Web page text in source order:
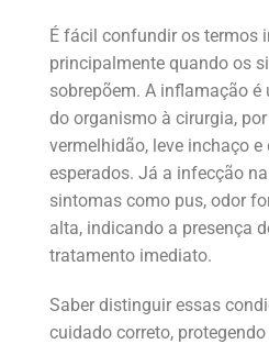
É fácil confundir os termos
principalmente quando os
sobrepõem. A inflamação
do organismo à cirurgia,
vermelhidão, leve inchaço
esperados. Já a infecção
sintomas como pus, odor
alta, indicando a presença
tratamento imediato.
Saber distinguir essas
cuidado correto,